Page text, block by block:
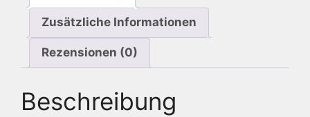
Zusätzliche Informationen
Rezensionen (0)
Beschreibung